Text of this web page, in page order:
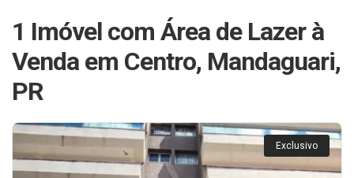
1 Imóvel com Área de Lazer à
Venda em Centro, Mandaguari,
PR
Exclusivo